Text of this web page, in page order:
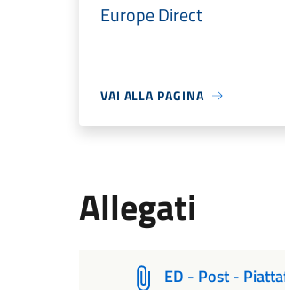
Europe Direct
VAI ALLA PAGINA
Allegati
ED - Post -